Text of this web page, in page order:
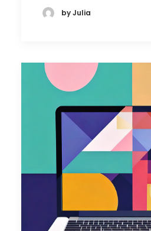
by Julia